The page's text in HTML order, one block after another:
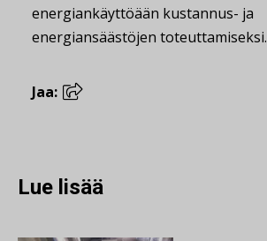
energiankäyttöään kustannus- ja
energiansäästöjen toteuttamiseksi.
Jaa:
Lue lisää